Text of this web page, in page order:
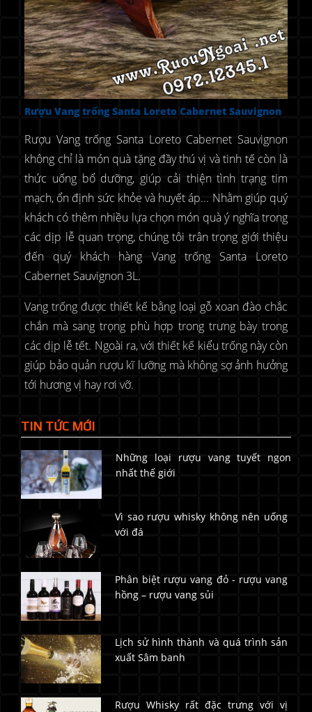
Rượu Vang trống Santa Loreto Cabernet Sauvignon
Rượu Vang trống Santa Loreto Cabernet Sauvignon
không chỉ là món quà tặng đầy thú vị và tinh tế còn là
thức uống bổ dưỡng, giúp cải thiện tình trạng tim
mạch, ổn định sức khỏe và huyết áp... Nhằm giúp quý
khách có thêm nhiều lựa chọn món quà ý nghĩa trong
các dịp lễ quan trọng, chúng tôi trân trọng giới thiệu
đến quý khách hàng Vang trống Santa Loreto
Cabernet Sauvignon 3L.
Vang trống được thiết kế bằng loại gỗ xoan đào chắc
chắn mà sang trọng phù hợp trong trưng bày trong
các dịp lễ tết. Ngoài ra, với thiết kế kiểu trống này còn
giúp bảo quản rượu kĩ lưỡng mà không sợ ảnh hưởng
tới hương vị hay rơi vỡ.
TIN TỨC MỚI
Những loại rượu vang tuyết ngon
nhất thế giới
Vì sao rượu whisky không nên uống
với đá
Phân biệt rượu vang đỏ - rượu vang
hồng – rượu vang sủi
Lịch sử hình thành và quá trình sản
xuất Sâm banh
Rượu Whisky rất đặc trưng với vị